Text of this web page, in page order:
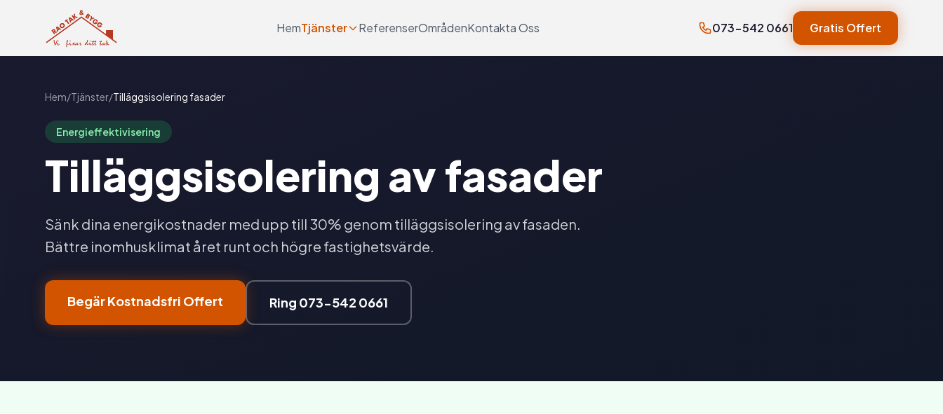
HemTjänster ReferenserOmrådenKontakta Oss 073-542 0661 Gratis Offert
Hem/Tjänster/Tilläggsisolering fasader
Energieffektivisering
Tilläggsisolering av fasader
Sänk dina energikostnader med upp till 30% genom tilläggsisolering av fasaden.
Bättre inomhusklimat året runt och högre fastighetsvärde.
Begär Kostnadsfri Offert Ring 073-542 0661